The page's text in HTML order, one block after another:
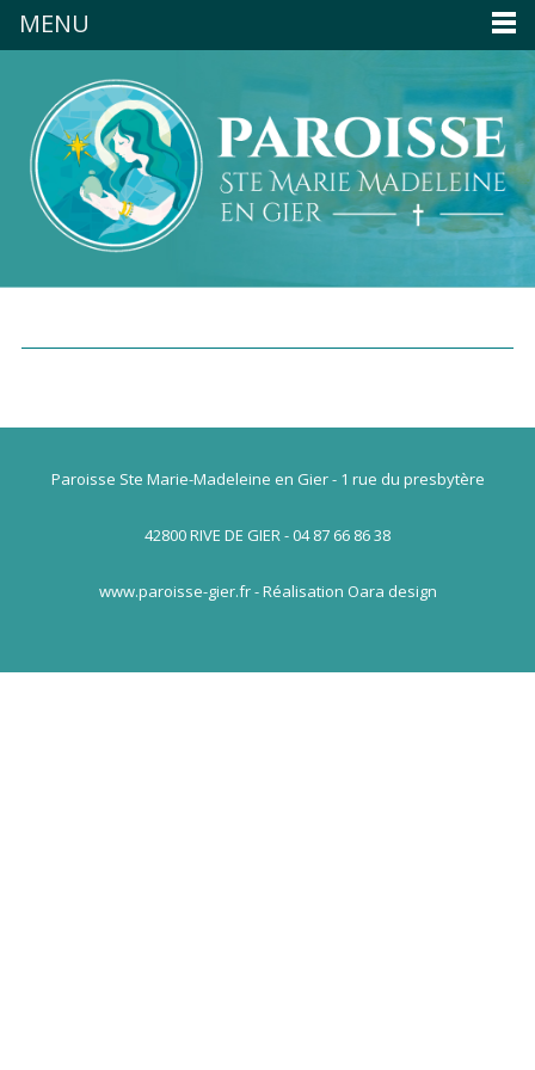
Paroisse Ste Marie-Madeleine en Gier - 1 rue du presbytère
42800 RIVE DE GIER - 04 87 66 86 38
www.paroisse-gier.fr - Réalisation Oara design
MENU